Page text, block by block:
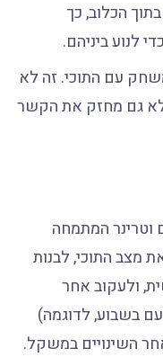
הכלוב, כך
לנוע ביניהם.
עם התוכי. זה לא
גם מחזק את הקשר
המתמחה
מצב התוכי, לבנות
ולעקוב אחר
בשבוע, לדוגמה)
השינויים במשקל.